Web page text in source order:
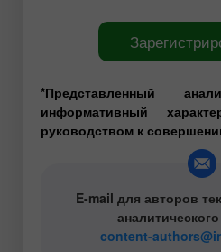
*Представленный
информативный
руководством к
E-mail для авторов
content-